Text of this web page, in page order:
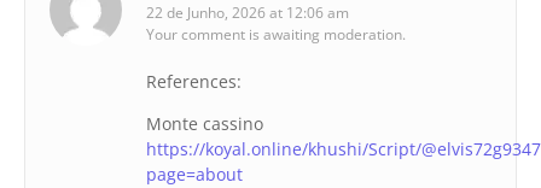
22 de Junho, 2026 at 12:06 am
Your comment is awaiting moderation.
References:
Monte cassino
https://koyal.online/khushi/Script/
page=about